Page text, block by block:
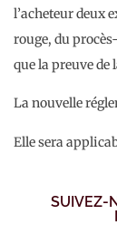
l’acheteur deux
rouge, du
que la preuve
La nouvelle
Elle sera
SUIVEZ-